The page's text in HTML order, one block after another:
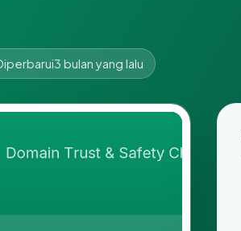
3 bulan yang lalu